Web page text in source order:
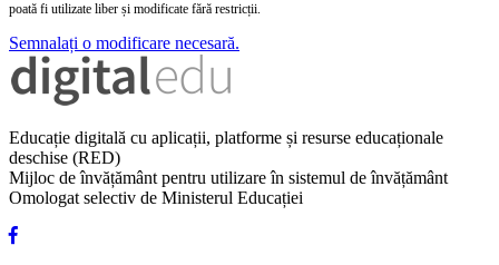
poată fi utilizate liber și modificate fără restricții.
Semnalați o modificare necesară.
Educație digitală cu aplicații, platforme și resurse educaționale
deschise (RED)
Mijloc de învățământ pentru utilizare în sistemul de învățământ
Omologat selectiv de Ministerul Educației